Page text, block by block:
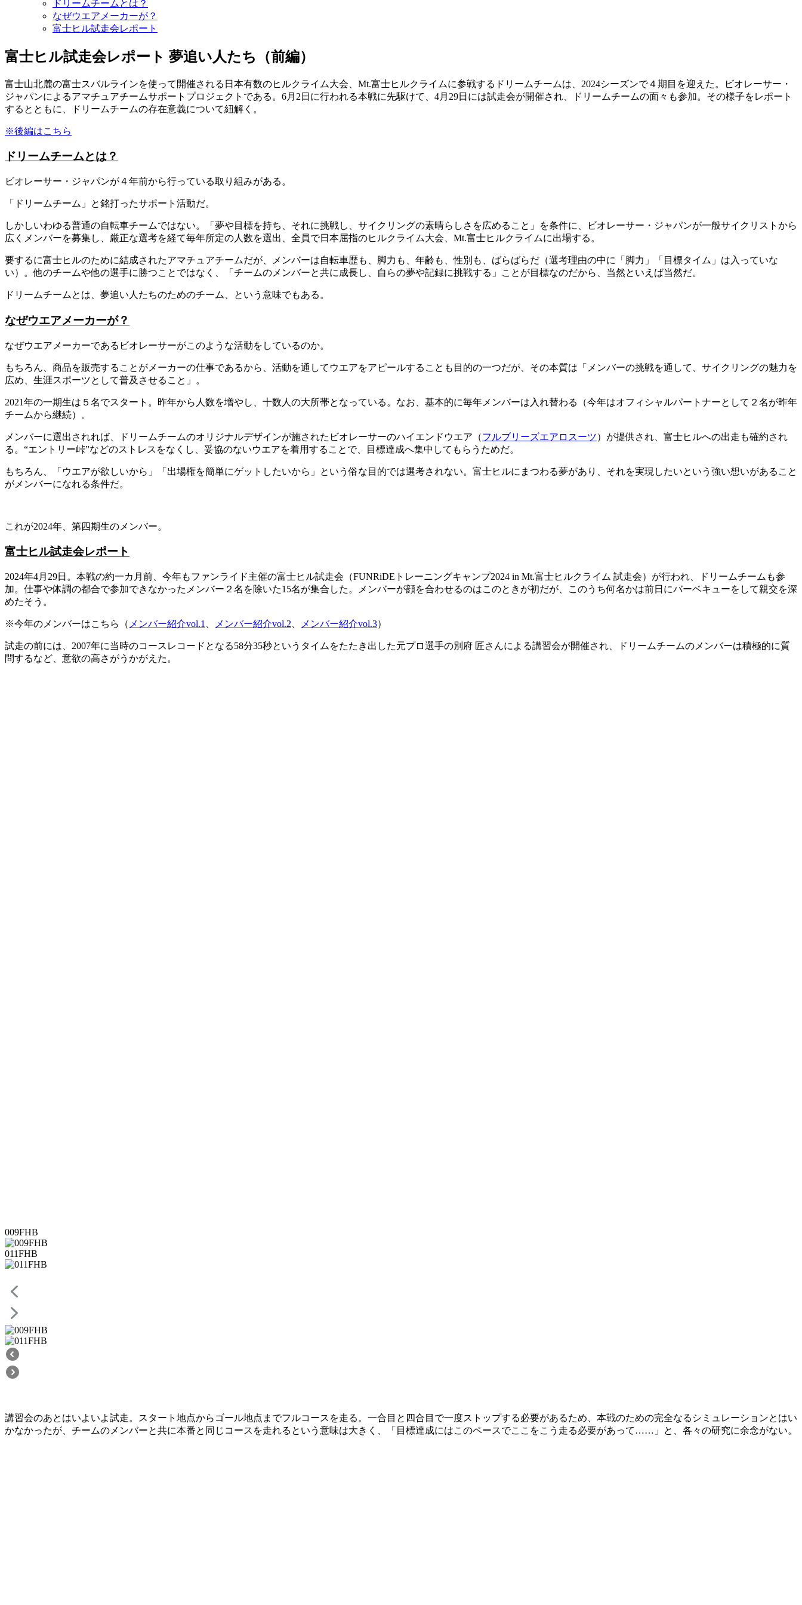
ドリームチームとは？
なぜウエアメーカーが？
富士ヒル試走会レポート
富士ヒル試走会レポート 夢追い人たち（前編）
富士山北麓の富士スバルラインを使って開催される日本有数のヒルクライム大会、Mt.富士ヒルクライムに参戦するドリームチームは、2024シーズンで４期目を迎えた。ビオレーサー・
ジャパンによるアマチュアチームサポートプロジェクトである。6月2日に行われる本戦に先駆けて、4月29日には試走会が開催され、ドリームチームの面々も参加。その様子をレポート
するとともに、ドリームチームの存在意義について紐解く。
※後編はこちら
ドリームチームとは？
ビオレーサー・ジャパンが４年前から行っている取り組みがある。
「ドリームチーム」と銘打ったサポート活動だ。
しかしいわゆる普通の自転車チームではない。「夢や目標を持ち、それに挑戦し、サイクリングの素晴らしさを広めること」を条件に、ビオレーサー・ジャパンが一般サイクリストから
広くメンバーを募集し、厳正な選考を経て毎年所定の人数を選出、全員で日本屈指のヒルクライム大会、Mt.富士ヒルクライムに出場する。
要するに富士ヒルのために結成されたアマチュアチームだが、メンバーは自転車歴も、脚力も、年齢も、性別も、ばらばらだ（選考理由の中に「脚力」「目標タイム」は入っていな
い）。他のチームや他の選手に勝つことではなく、「チームのメンバーと共に成長し、自らの夢や記録に挑戦する」ことが目標なのだから、当然といえば当然だ。
ドリームチームとは、夢追い人たちのためのチーム、という意味でもある。
なぜウエアメーカーが？
なぜウエアメーカーであるビオレーサーがこのような活動をしているのか。
もちろん、商品を販売することがメーカーの仕事であるから、活動を通してウエアをアピールすることも目的の一つだが、その本質は「メンバーの挑戦を通して、サイクリングの魅力を
広め、生涯スポーツとして普及させること」。
2021年の一期生は５名でスタート。昨年から人数を増やし、十数人の大所帯となっている。なお、基本的に毎年メンバーは入れ替わる（今年はオフィシャルパートナーとして２名が昨年
チームから継続）。
メンバーに選出されれば、ドリームチームのオリジナルデザインが施されたビオレーサーのハイエンドウエア（フルブリーズエアロスーツ）が提供され、富士ヒルへの出走も確約され
る。“エントリー峠”などのストレスをなくし、妥協のないウエアを着用することで、目標達成へ集中してもらうためだ。
もちろん、「ウエアが欲しいから」「出場権を簡単にゲットしたいから」という俗な目的では選考されない。富士ヒルにまつわる夢があり、それを実現したいという強い想いがあること
がメンバーになれる条件だ。
これが2024年、第四期生のメンバー。
富士ヒル試走会レポート
2024年4月29日。本戦の約一カ月前、今年もファンライド主催の富士ヒル試走会（FUNRiDEトレーニングキャンプ2024 in Mt.富士ヒルクライム 試走会）が行われ、ドリームチームも参
加。仕事や体調の都合で参加できなかったメンバー２名を除いた15名が集合した。メンバーが顔を合わせるのはこのときが初だが、このうち何名かは前日にバーベキューをして親交を深
めたそう。
※今年のメンバーはこちら（ メンバー紹介vol.1 メンバー紹介vol.2 メンバー紹介vol.3）
試走の前には、2007年に当時のコースレコードとなる58分35秒というタイムをたたき出した元プロ選手の別府 匠さんによる講習会が開催され、ドリームチームのメンバーは積極的に質
問するなど、意欲の高さがうかがえた。
009FHB
011FHB
講習会のあとはいよいよ試走。スタート地点からゴール地点までフルコースを走る。一合目と四合目で一度ストップする必要があるため、本戦のための完全なるシミュレーションとはい
かなかったが、チームのメンバーと共に本番と同じコースを走れるという意味は大きく、「目標達成にはこのペースでここをこう走る必要があって……」と、各々の研究に余念がない。